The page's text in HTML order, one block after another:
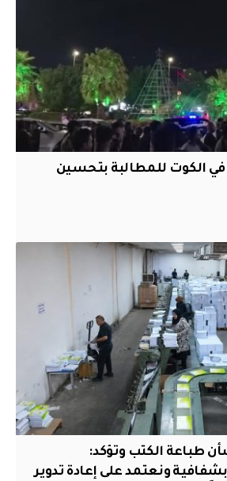
في الكوت للمطالبة بتحسين
طباعة الكتب وتؤكد:
ونعتمد على إعادة تدوير